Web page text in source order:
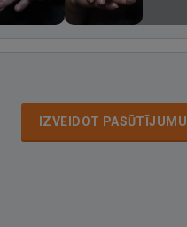
IZVEIDOT PASŪTĪJUMU